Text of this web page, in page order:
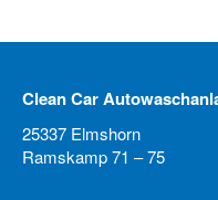
Clean Car
25337 Elmshorn
Ramskamp 71 – 75